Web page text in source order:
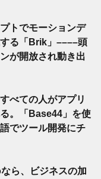
トでモーションデ
る「Brik」––––頭
が開放され動き出
べての人がアプリ
。「Base44」を使
でツール開発にチ
ら、ビジネスの加